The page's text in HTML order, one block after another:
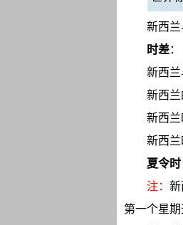
新西兰
时差：
新西兰
新西兰
新西兰
新西兰
夏令时
注： 新
第一个星